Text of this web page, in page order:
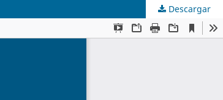
Descargar